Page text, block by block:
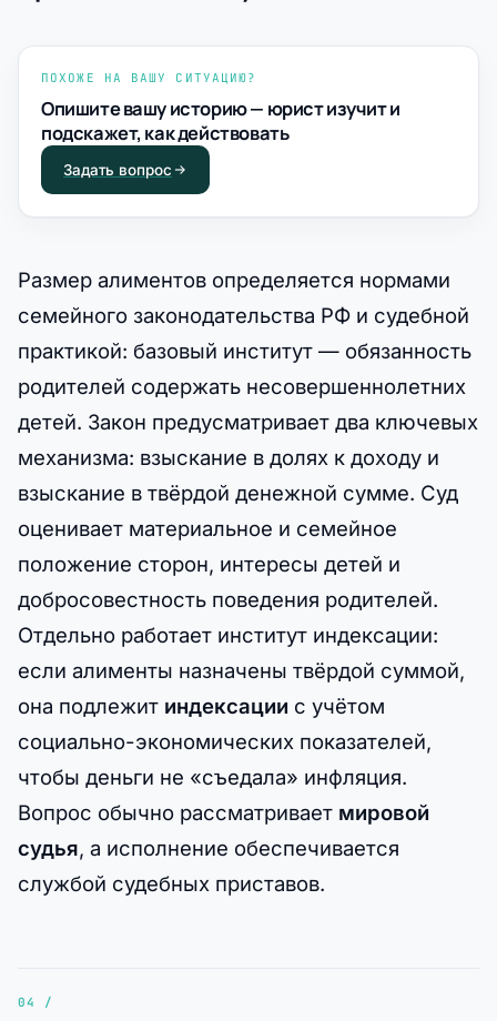
ПОХОЖЕ НА ВАШУ СИТУАЦИЮ?
Опишите вашу историю — юрист изучит и
подскажет, как действовать
Задать вопрос
Размер алиментов определяется нормами
семейного законодательства РФ и судебной
практикой: базовый институт — обязанность
родителей содержать несовершеннолетних
детей. Закон предусматривает два ключевых
механизма: взыскание в долях к доходу и
взыскание в твёрдой денежной сумме. Суд
оценивает материальное и семейное
положение сторон, интересы детей и
добросовестность поведения родителей.
Отдельно работает институт индексации:
если алименты назначены твёрдой суммой,
она подлежит индексации с учётом
социально-экономических показателей,
чтобы деньги не «съедала» инфляция.
Вопрос обычно рассматривает мировой
судья, а исполнение обеспечивается
службой судебных приставов.